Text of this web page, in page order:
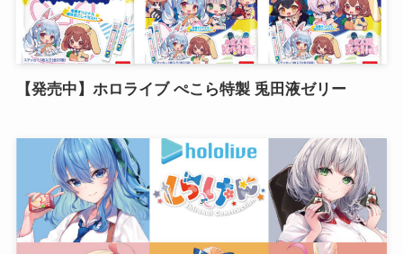
【発売中】ホロライブ ぺこら特製 兎田液ゼリー